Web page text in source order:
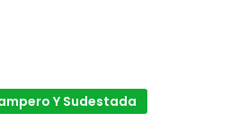
Y Sudestada